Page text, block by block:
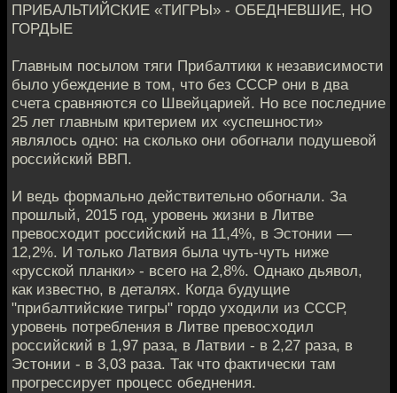
ПРИБАЛЬТИЙСКИЕ «ТИГРЫ» - ОБЕДНЕВШИЕ, НО
ГОРДЫЕ
Главным посылом тяги Прибалтики к независимости
было убеждение в том, что без СССР они в два
счета сравняются со Швейцарией. Но все последние
25 лет главным критерием их «успешности»
являлось одно: на сколько они обогнали подушевой
российский ВВП.
И ведь формально действительно обогнали. За
прошлый, 2015 год, уровень жизни в Литве
превосходит российский на 11,4%, в Эстонии —
12,2%. И только Латвия была чуть-чуть ниже
«русской планки» - всего на 2,8%. Однако дьявол,
как известно, в деталях. Когда будущие
"прибалтийские тигры" гордо уходили из СССР,
уровень потребления в Литве превосходил
российский в 1,97 раза, в Латвии - в 2,27 раза, в
Эстонии - в 3,03 раза. Так что фактически там
прогрессирует процесс обеднения.